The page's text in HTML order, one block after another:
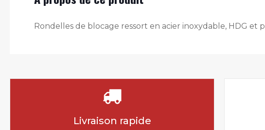
Rondelles de blocage ressort en acier inoxydable, HDG et
Livraison rapide